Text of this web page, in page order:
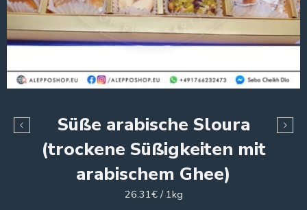
Süße arabische Sloura
(trockene Süßigkeiten mit
arabischem Ghee)
26.31€ / 1kg